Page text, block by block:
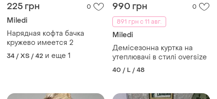
225 грн 0
Miledi
Нарядная кофта бачка
кружево имеется 2
34 / XS / 42 и еще 1
990 грн
0
891 грн с 11 авг.
Miledi
Демісезонна куртка на
утеплювачі в стилі oversize
40 / L / 48